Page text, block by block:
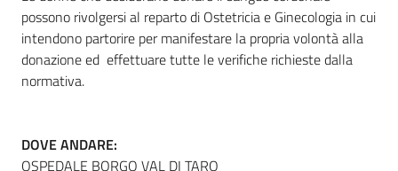
Informazioni
locali
possono rivolgersi al reparto di Ostetricia e Ginecologia in cui
intendono partorire per manifestare la propria volontà alla
donazione ed effettuare tutte le verifiche richieste dalla
normativa.
DOVE ANDARE:
OSPEDALE BORGO VAL DI TARO